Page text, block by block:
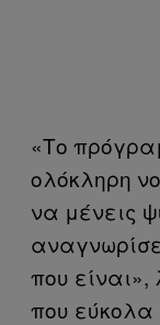
«Το
ολόκληρη
να μένεις
που είναι»,
που εύκολα